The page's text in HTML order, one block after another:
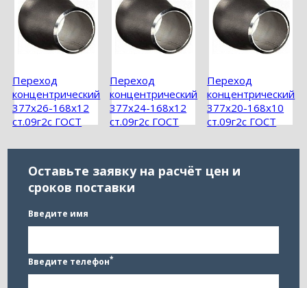
Переход
концентрический
377х26-168х12
ст.09г2с ГОСТ
Переход
концентрический
377х24-168х12
ст.09г2с ГОСТ
Переход
концентрический
377х20-168х10
ст.09г2с ГОСТ
Оставьте заявку на расчёт цен и
сроков поставки
Введите имя
Введите телефон*